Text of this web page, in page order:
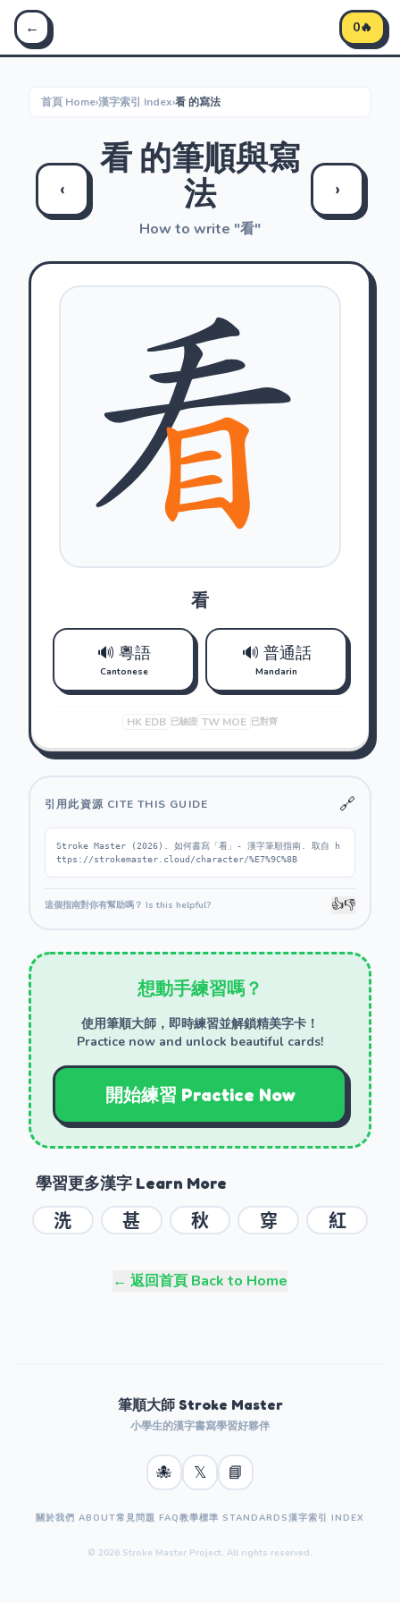
Stroke Master 筆順大師 - 學習中文筆順
←
0🔥
首頁 Home›漢字索引 Index›看 的寫法
‹
看 的筆順與寫
法
How to write "看"
›
看
🔊 粵語
Cantonese
🔊 普通話
Mandarin
HK EDB 已驗證 TW MOE 已對齊
引用此資源 CITE THIS GUIDE 🔗
Stroke Master (2026). 如何書寫「看」- 漢字筆順指南. 取自 h
ttps://strokemaster.cloud/character/%E7%9C%8B
這個指南對你有幫助嗎？ Is this helpful? 👍👎
想動手練習嗎？
使用筆順大師，即時練習並解鎖精美字卡！
Practice now and unlock beautiful cards!
開始練習 Practice Now
學習更多漢字 Learn More
洗 甚 秋 穿 紅
← 返回首頁 Back to Home
筆順大師 Stroke Master
小學生的漢字書寫學習好夥伴
🐙 𝕏 📘
關於我們 ABOUT常見問題 FAQ教學標準 STANDARDS漢字索引 INDEX
© 2026 Stroke Master Project. All rights reserved.